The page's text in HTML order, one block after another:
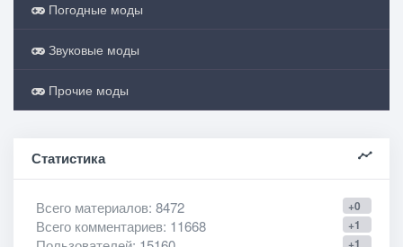
Погодные моды
Звуковые моды
Прочие моды
Статистика
+0
Всего материалов: 8472
+1
Всего комментариев: 11668
+1